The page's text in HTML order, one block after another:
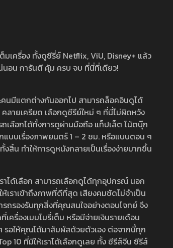
เครื่อง ทั้งดูซีรี่ย์ Netflix, ViU, Disney+ แล้ว
นอน การันตี คุ้ม ครบ จบ ที่นี่ที่เดียว!
นมีแตกต่างกันออกไป สามารถล็อคอินดูได้
ลายเครียด เลือกดูซีรีย์ใหม่ ๆ ที่นี่ไม่ผิดหวัง
เลือกได้ทั้งการดูผ่านมือถือ แท็ปเล็ต โน้ตบุ๊ก
แบบเรื่องภาพยนตร์ 1 – 2 ชม. หรือแบบตอน ๆ
น ทำให้การดูหนังกลายเป็นเรื่องง่ายมากขึ้น
าได้เลือก สามารถเลือกดูได้ทุกอุปกรณ์ นอก
ราเข้าถึงภาพที่ดีที่สุด เสียงคมชัดไม่จำเป็น
รถรองรับทุกสิ่งที่คุณสนใจอย่างตอบโจทย์ จึง
ครื่องเมมโมรี่เต็ม หรือมีจ่ายเงินรายเดือน
รอให้คุณได้มาสัมผัสด้วยตัวเอง ต่อจากนี้ทุก
10 ที่มีให้เราได้เลือกดูเลย ทั้ง ซีรีส์จีน ซีรีส์